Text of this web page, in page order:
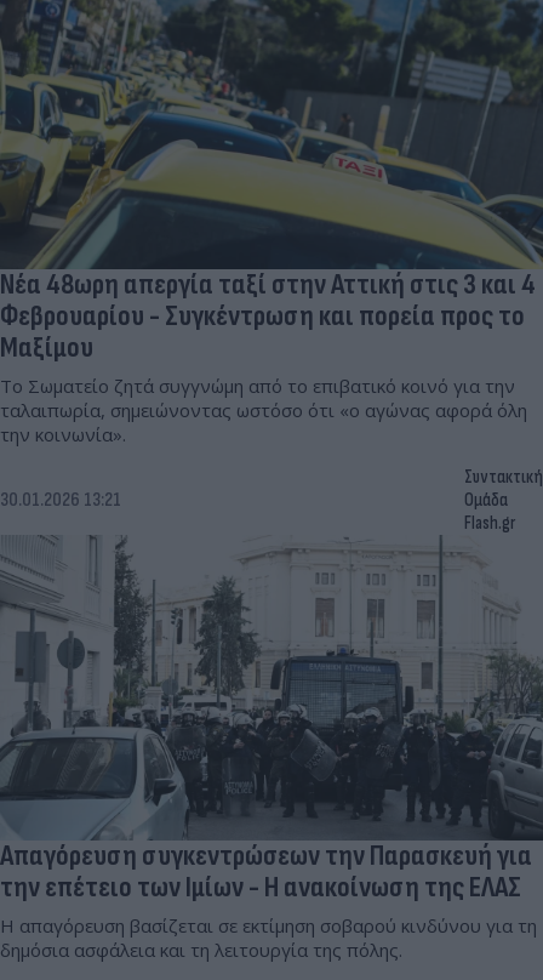
Νέα 48ωρη απεργία ταξί στην Αττική στις 3 και 4
Φεβρουαρίου - Συγκέντρωση και πορεία προς το
Μαξίμου
Το Σωματείο ζητά συγγνώμη από το επιβατικό κοινό για την
ταλαιπωρία, σημειώνοντας ωστόσο ότι «ο αγώνας αφορά όλη
την κοινωνία».
30.01.2026 13:21
Συντακτική
Ομάδα
Flash.gr
Απαγόρευση συγκεντρώσεων την Παρασκευή για
την επέτειο των Ιμίων - Η ανακοίνωση της ΕΛΑΣ
Η απαγόρευση βασίζεται σε εκτίμηση σοβαρού κινδύνου για τη
δημόσια ασφάλεια και τη λειτουργία της πόλης.